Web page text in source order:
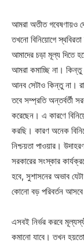
আমরা অতীত গবেষণায়ও
তখনো বিনিয়োগে
আমাদের চড়া মূল্য দিতে
আমরা কমাচ্ছি না। কিন্তু
আনব সেটাও কিন্তু না।
তবে সম্প্রতি অন্তর্বর্তী
করেছেন। এ কারণে
করছি। কারণ অনেক
নিশ্চয়তা পাওয়ার।
সরকারের সংস্কার
হবে, সুশাসনের অভাব
কোনো বড় পরিবর্তন আসবে
এসবই নির্ভর করবে
কমানো যাবে। তখন